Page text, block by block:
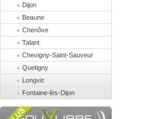
Dijon
Beaune
Chenôve
Talant
Chevigny-Saint-Sauveur
Quetigny
Longvic
Fontaine-lès-Dijon